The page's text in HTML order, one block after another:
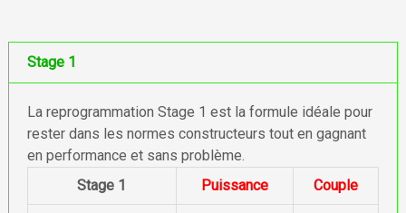
Stage 1
La reprogrammation Stage 1 est la formule idéale pour
rester dans les normes constructeurs tout en gagnant
en performance et sans problème.
Stage 1
Puissance Couple